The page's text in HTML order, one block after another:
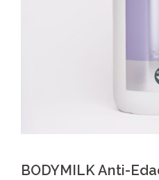
BODYMILK Anti-